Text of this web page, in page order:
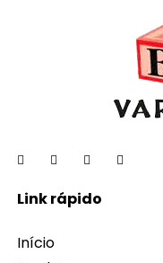
Link rápido
Início